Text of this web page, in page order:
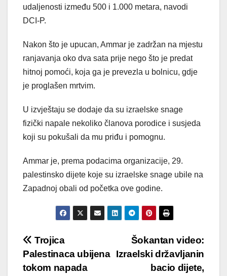
udaljenosti između 500 i 1.000 metara, navodi
DCI-P.
Nakon što je upucan, Ammar je zadržan na mjestu
ranjavanja oko dva sata prije nego što je predat
hitnoj pomoći, koja ga je prevezla u bolnicu, gdje
je proglašen mrtvim.
U izvještaju se dodaje da su izraelske snage
fizički napale nekoliko članova porodice i susjeda
koji su pokušali da mu priđu i pomognu.
Ammar je, prema podacima organizacije, 29.
palestinsko dijete koje su izraelske snage ubile na
Zapadnoj obali od početka ove godine.
Post
navigation
Šokantan video:
Izraelski državljanin
bacio dijete,
Trojica
Palestinaca ubijena
tokom napada